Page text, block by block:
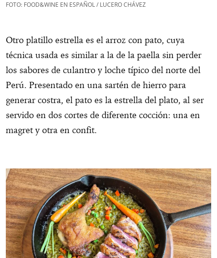
FOTO: FOOD&WINE EN ESPAÑOL / LUCERO CHÁVEZ
Otro platillo estrella es el arroz con pato, cuya
técnica usada es similar a la de la paella sin perder
los sabores de culantro y loche típico del norte del
Perú. Presentado en una sartén de hierro para
generar costra, el pato es la estrella del plato, al ser
servido en dos cortes de diferente cocción: una en
magret y otra en confit.